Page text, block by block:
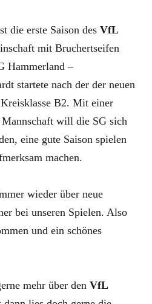
die erste Saison des VfL
mit Bruchertseifen
Hammerland –
startete nach der der neuen
B2. Mit einer
will die SG sich
eine gute Saison spielen
machen.
wieder über neue
bei unseren Spielen. Also
und ein schönes
mehr über den VfL